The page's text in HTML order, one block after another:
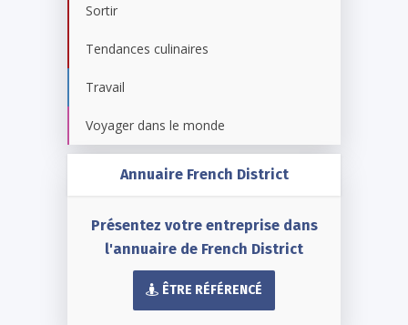
Sortir
Tendances culinaires
Travail
Voyager dans le monde
Annuaire French District
Présentez votre entreprise dans
l'annuaire de French District
ÊTRE RÉFÉRENCÉ